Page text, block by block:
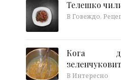
Телешко
В Говеждо,
Кога
В Интересно